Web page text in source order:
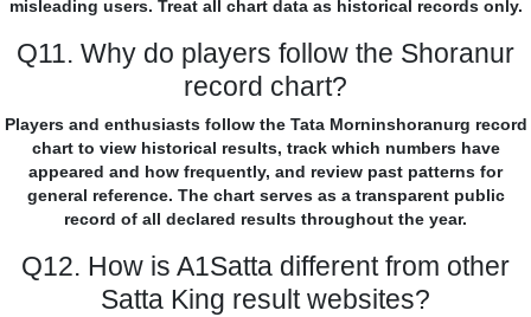
misleading users. Treat all chart data as historical records only.
Q11. Why do players follow the Shoranur
record chart?
Players and enthusiasts follow the Tata Morninshoranurg record
chart to view historical results, track which numbers have
appeared and how frequently, and review past patterns for
general reference. The chart serves as a transparent public
record of all declared results throughout the year.
Q12. How is A1Satta different from other
Satta King result websites?